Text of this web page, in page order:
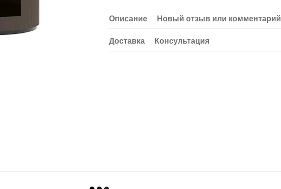
Описание Новый отзыв или комментарий
Доставка Консультация